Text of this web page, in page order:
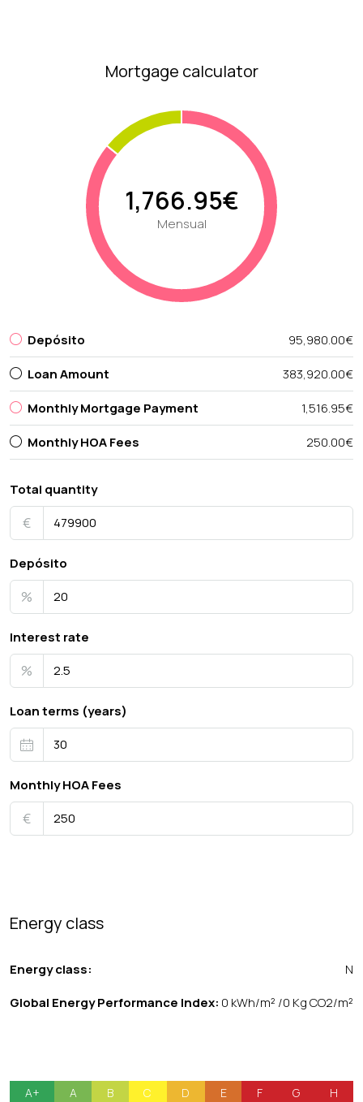
Mortgage calculator
1,766.95€
Mensual
Depósito
95,980.00€
Loan Amount
383,920.00€
Monthly Mortgage Payment
1,516.95€
Monthly HOA Fees
250.00€
Total quantity
€
Depósito
%
Interest rate
%
Loan terms (years)
Monthly HOA Fees
€
Energy class
Energy class:
N
Global Energy Performance Index: 0 kWh/m² /0 Kg CO2/m²
A+ A B C D E F G H